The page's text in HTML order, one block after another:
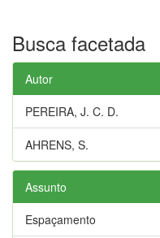
Busca facetada
Autor
PEREIRA, J. C. D.
AHRENS, S.
Assunto
Espaçamento